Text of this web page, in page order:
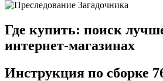
Где купить: поиск
интернет-магазинах
Инструкция по сборке